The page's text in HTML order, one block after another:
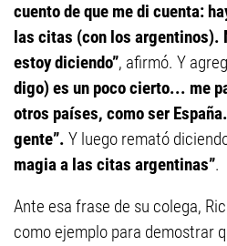
cuento de que me di cuenta:
las citas (con los argentinos).
estoy diciendo”, afirmó. Y
digo) es un poco cierto... me
otros países, como ser
gente”. Y luego remató
magia a las citas argentinas”.
Ante esa frase de su colega,
como ejemplo para demostrar